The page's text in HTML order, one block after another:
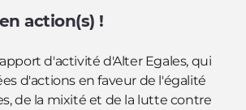
action(s) !
d'activité d'Alter Egales, qui
d'actions en faveur de l'égalité
de la mixité et de la lutte contre